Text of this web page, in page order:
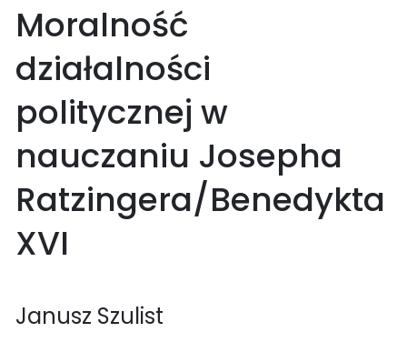
Moralność
działalności
politycznej w
nauczaniu Josepha
Ratzingera/Benedykta
XVI
Janusz Szulist